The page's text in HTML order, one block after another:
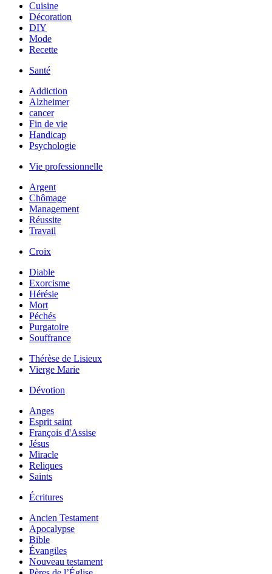
Cuisine
Décoration
DIY
Mode
Recette
Santé
Addiction
Alzheimer
cancer
Fin de vie
Handicap
Psychologie
Vie professionnelle
Argent
Chômage
Management
Réussite
Travail
Croix
Diable
Exorcisme
Hérésie
Mort
Péchés
Purgatoire
Souffrance
Thérèse de Lisieux
Vierge Marie
Dévotion
Anges
Esprit saint
François d'Assise
Jésus
Miracle
Reliques
Saints
Écritures
Ancien Testament
Apocalypse
Bible
Évangiles
Nouveau testament